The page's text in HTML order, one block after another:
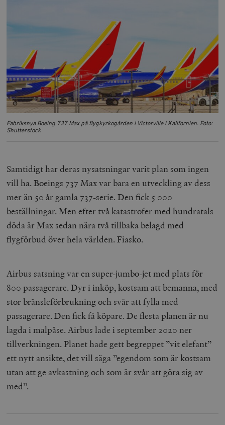
Fabriksnya Boeing 737 Max på flygkyrkogården i Victorville i Kalifornien. Foto:
Shutterstock
Samtidigt har deras nysatsningar varit plan som ingen
vill ha. Boeings 737 Max var bara en utveckling av dess
mer än 50 år gamla 737-serie. Den fick 5 000
beställningar. Men efter två katastrofer med hundratals
döda är Max sedan nära två tillbaka belagd med
flygförbud över hela världen. Fiasko.
Airbus satsning var en super-jumbo-jet med plats för
800 passagerare. Dyr i inköp, kostsam att bemanna, med
stor bränsleförbrukning och svår att fylla med
passagerare. Den fick få köpare. De flesta planen är nu
lagda i malpåse. Airbus lade i september 2020 ner
tillverkningen. Planet hade gett begreppet ”vit elefant”
ett nytt ansikte, det vill säga ”egendom som är kostsam
utan att ge avkastning och som är svår att göra sig av
med”.